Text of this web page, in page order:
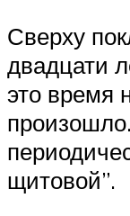
Сверху
двадцати
это время
щитовой”.